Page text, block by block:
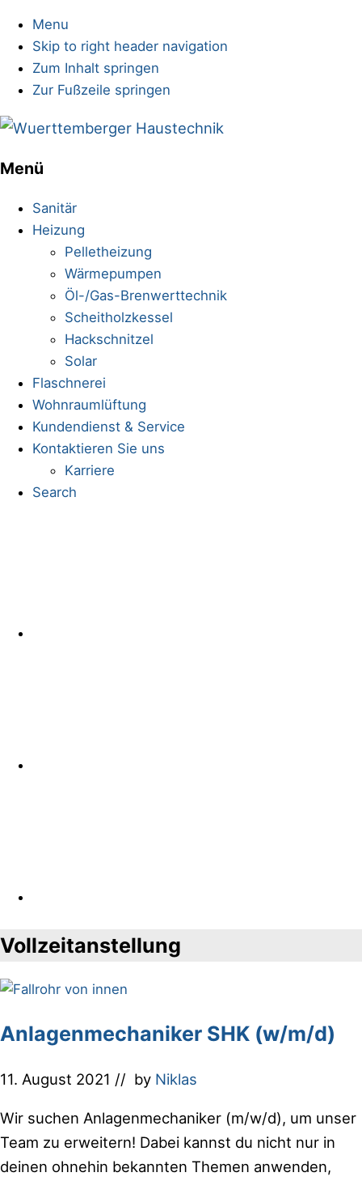
Menu
Skip to right header navigation
Zum Inhalt springen
Zur Fußzeile springen
Sanitärinstallationen
Mobile
Menu
Menü
Sanitär
Heizung
Pelletheizung
Wärmepumpen
Öl-/Gas-Brenwerttechnik
Scheitholzkessel
Hackschnitzel
Solar
Flaschnerei
Wohnraumlüftung
Kundendienst & Service
Kontaktieren Sie uns
Karriere
Search
Vollzeitanstellung
Anlagenmechaniker SHK (w/m/d)
11. August 2021 // by Niklas
Wir suchen Anlagenmechaniker (m/w/d), um unser
Team zu erweitern! Dabei kannst du nicht nur in
deinen ohnehin bekannten Themen anwenden,